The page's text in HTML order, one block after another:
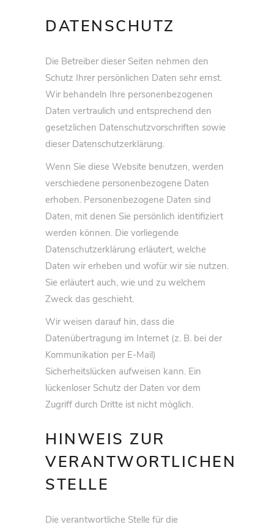
DATENSCHUTZ
Die Betreiber dieser Seiten nehmen den
Schutz Ihrer persönlichen Daten sehr ernst.
Wir behandeln Ihre personenbezogenen
Daten vertraulich und entsprechend den
gesetzlichen Datenschutzvorschriften sowie
dieser Datenschutzerklärung.
Wenn Sie diese Website benutzen, werden
verschiedene personenbezogene Daten
erhoben. Personenbezogene Daten sind
Daten, mit denen Sie persönlich identifiziert
werden können. Die vorliegende
Datenschutzerklärung erläutert, welche
Daten wir erheben und wofür wir sie nutzen.
Sie erläutert auch, wie und zu welchem
Zweck das geschieht.
Wir weisen darauf hin, dass die
Datenübertragung im Internet (z. B. bei der
Kommunikation per E-Mail)
Sicherheitslücken aufweisen kann. Ein
lückenloser Schutz der Daten vor dem
Zugriff durch Dritte ist nicht möglich.
HINWEIS ZUR
VERANTWORTLICHEN
STELLE
Die verantwortliche Stelle für die